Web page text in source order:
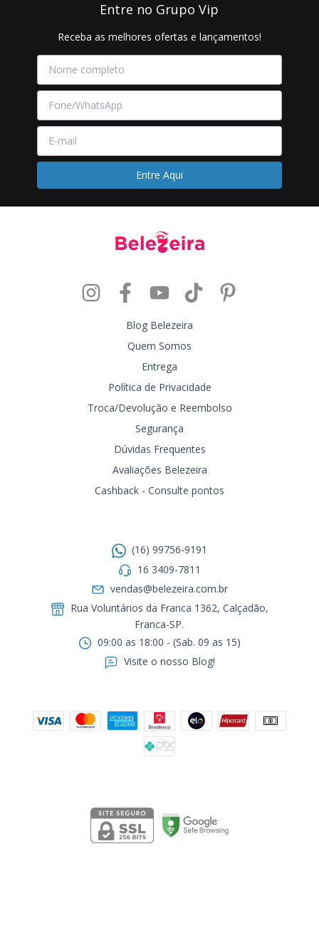
Entre no Grupo Vip
Receba as melhores ofertas e lançamentos!
Blog Belezeira
Quem Somos
Entrega
Política de Privacidade
Troca/Devolução e Reembolso
Segurança
Dúvidas Frequentes
Avaliações Belezeira
Cashback - Consulte pontos
(16) 99756-9191
16 3409-7811
vendas@belezeira.com.br
Rua Voluntários da Franca 1362, Calçadão,
Franca-SP.ㅤㅤㅤㅤㅤㅤㅤㅤㅤㅤㅤ
09:00 as 18:00 - (Sab. 09 as 15)
Visite o nosso Blog!